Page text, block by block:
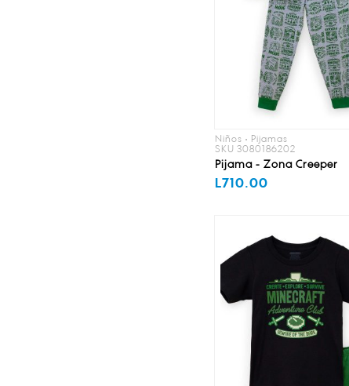
Niños • Pijamas
SKU 3080186202
Pijama - Zona Creeper
L710.00